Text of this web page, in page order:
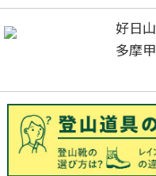
好日
多摩